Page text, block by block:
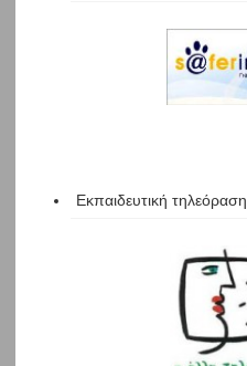
Εκπαιδευτική τηλεόραση